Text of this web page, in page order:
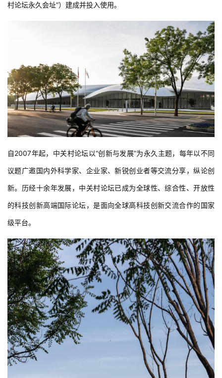
村论坛永久会址”）建成并投入使用。
自2007年起，中关村论坛以“创新与发展”为永久主题，每年以不同
议题广邀国内外科学家、企业家、新锐创业者等交流分享，纵论创
新。历经十余年发展，中关村论坛已成为全球性、综合性、开放性
的科技创新高端国际论坛，是面向全球高科技创新交流合作的国家
级平台。